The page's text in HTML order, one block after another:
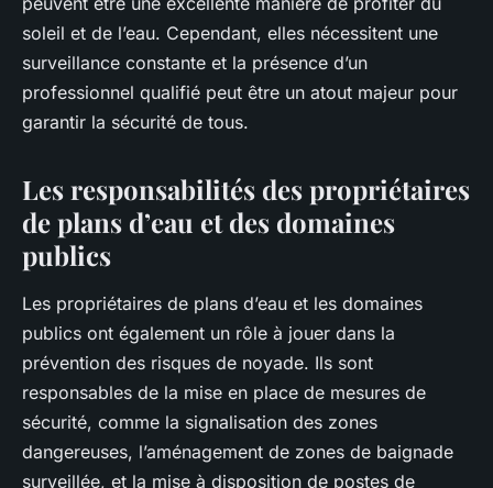
soleil et de l’eau. Cependant, elles nécessitent une
surveillance constante et la présence d’un
professionnel qualifié peut être un atout majeur pour
garantir la sécurité de tous.
Les responsabilités des propriétaires
de plans d’eau et des domaines
publics
Les propriétaires de plans d’eau et les domaines
publics ont également un rôle à jouer dans la
prévention des risques de noyade. Ils sont
responsables de la mise en place de mesures de
sécurité, comme la signalisation des zones
dangereuses, l’aménagement de zones de baignade
surveillée, et la mise à disposition de postes de